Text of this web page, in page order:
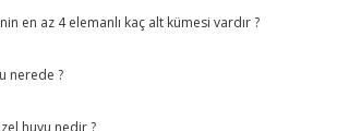
en az 4 elemanlı kaç alt kümesi vardır ?
nerede ?
huyu nedir ?